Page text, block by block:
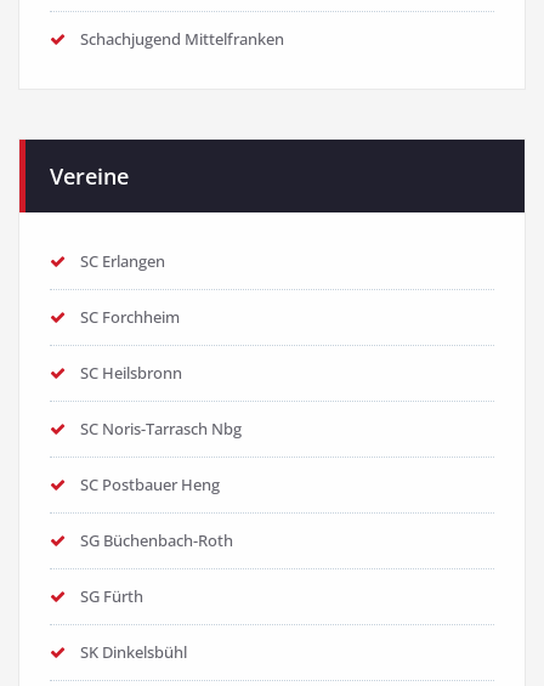
Schachjugend Mittelfranken
Vereine
SC Erlangen
SC Forchheim
SC Heilsbronn
SC Noris-Tarrasch Nbg
SC Postbauer Heng
SG Büchenbach-Roth
SG Fürth
SK Dinkelsbühl